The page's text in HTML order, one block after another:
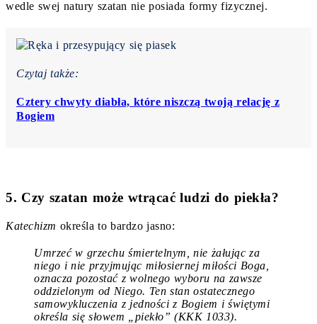
wedle swej natury szatan nie posiada formy fizycznej.
Czytaj także:
Cztery chwyty diabła, które niszczą twoją relację z
Bogiem
5. Czy szatan może wtrącać ludzi do piekła?
Katechizm określa to bardzo jasno:
Umrzeć w grzechu śmiertelnym, nie żałując za
niego i nie przyjmując miłosiernej miłości Boga,
oznacza pozostać z wolnego wyboru na zawsze
oddzielonym od Niego. Ten stan ostatecznego
samowykluczenia z jedności z Bogiem i świętymi
określa się słowem „piekło” (KKK 1033).